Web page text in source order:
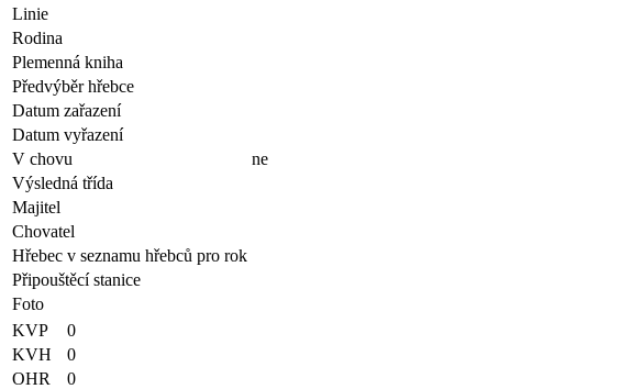
Linie
Rodina
Plemenná kniha
Předvýběr hřebce
Datum zařazení
Datum vyřazení
V chovu
ne
Výsledná třída
Majitel
Chovatel
Hřebec v seznamu hřebců pro rok
Připouštěcí stanice
Foto
KVP
0
KVH
0
OHR
0